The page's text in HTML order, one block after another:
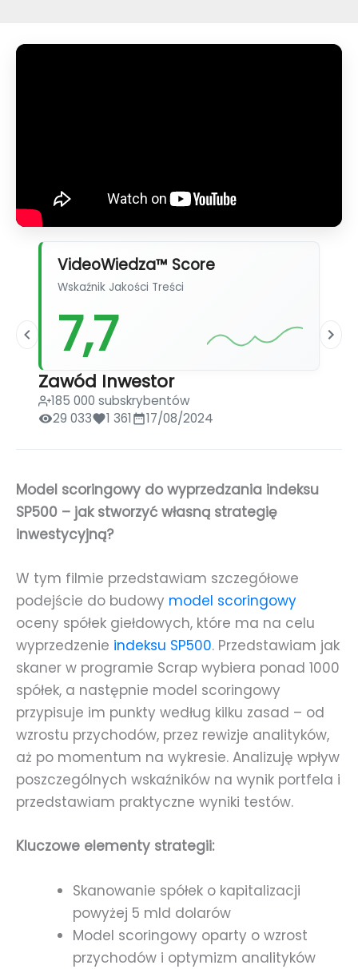
VideoWiedza™ Score
Wskaźnik Jakości Treści
7,7
Zawód Inwestor
185 000 subskrybentów
29 033
1 361 17/08/2024
Model scoringowy do wyprzedzania indeksu
SP500 – jak stworzyć własną strategię
inwestycyjną?
W tym filmie przedstawiam szczegółowe
podejście do budowy model scoringowy
oceny spółek giełdowych, które ma na celu
wyprzedzenie indeksu SP500. Przedstawiam jak
skaner w programie Scrap wybiera ponad 1000
spółek, a następnie model scoringowy
przypisuje im punkty według kilku zasad – od
wzrostu przychodów, przez rewizje analityków,
aż po momentum na wykresie. Analizuję wpływ
poszczególnych wskaźników na wynik portfela i
przedstawiam praktyczne wyniki testów.
Kluczowe elementy strategii:
Skanowanie spółek o kapitalizacji
powyżej 5 mld dolarów
Model scoringowy oparty o wzrost
przychodów i optymizm analityków